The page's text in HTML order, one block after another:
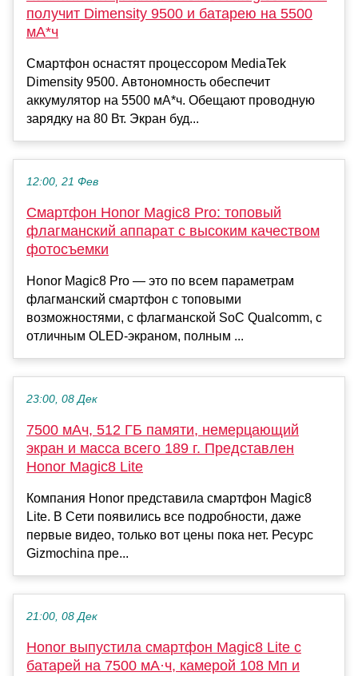
получит Dimensity 9500 и батарею на 5500
мА*ч
Смартфон оснастят процессором MediaTek
Dimensity 9500. Автономность обеспечит
аккумулятор на 5500 мА*ч. Обещают проводную
зарядку на 80 Вт. Экран буд...
12:00, 21 Фев
Смартфон Honor Magic8 Pro: топовый
флагманский аппарат с высоким качеством
фотосъемки
Honor Magic8 Pro — это по всем параметрам
флагманский смартфон с топовыми
возможностями, с флагманской SoC Qualcomm, с
отличным OLED-экраном, полным ...
23:00, 08 Дек
7500 мАч, 512 ГБ памяти, немерцающий
экран и масса всего 189 г. Представлен
Honor Magic8 Lite
Компания Honor представила смартфон Magic8
Lite. В Сети появились все подробности, даже
первые видео, только вот цены пока нет. Ресурс
Gizmochina пре...
21:00, 08 Дек
Honor выпустила смартфон Magic8 Lite с
батарей на 7500 мА·ч, камерой 108 Мп и